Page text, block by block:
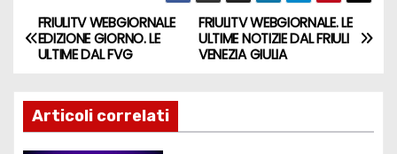
r
FRIULITV WEBGIORNALE. LE
ULTIME NOTIZIE DAL FRIULI
VENEZIA GIULIA
FRIULITV WEBGIORNALE
EDIZIONE GIORNO. LE
ULTIME DAL FVG
Articoli correlati